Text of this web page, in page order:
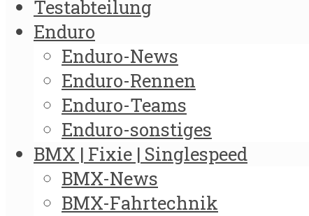
Testabteilung
Enduro
Enduro-News
Enduro-Rennen
Enduro-Teams
Enduro-sonstiges
BMX | Fixie | Singlespeed
BMX-News
BMX-Fahrtechnik